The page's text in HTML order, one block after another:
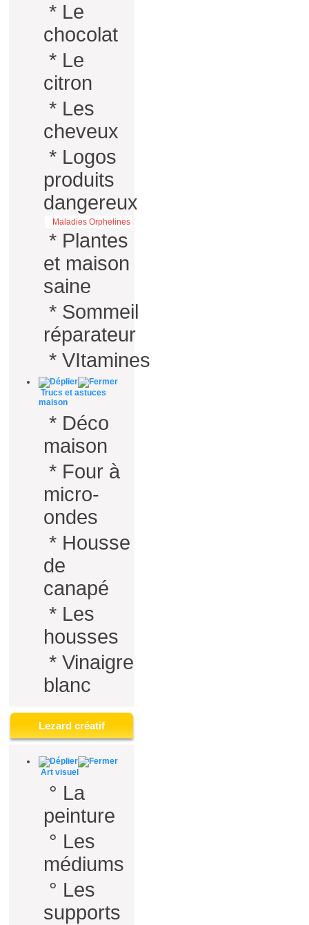
* Le
chocolat
* Le
citron
* Les
cheveux
* Logos
produits
dangereux
Maladies Orphelines
* Plantes
et maison
saine
* Sommeil
réparateur
* VItamines
Trucs et astuces
maison
* Déco
maison
* Four à
micro-
ondes
* Housse
de
canapé
* Les
housses
* Vinaigre
blanc
Lezard créatif
Art visuel
° La
peinture
° Les
médiums
° Les
supports